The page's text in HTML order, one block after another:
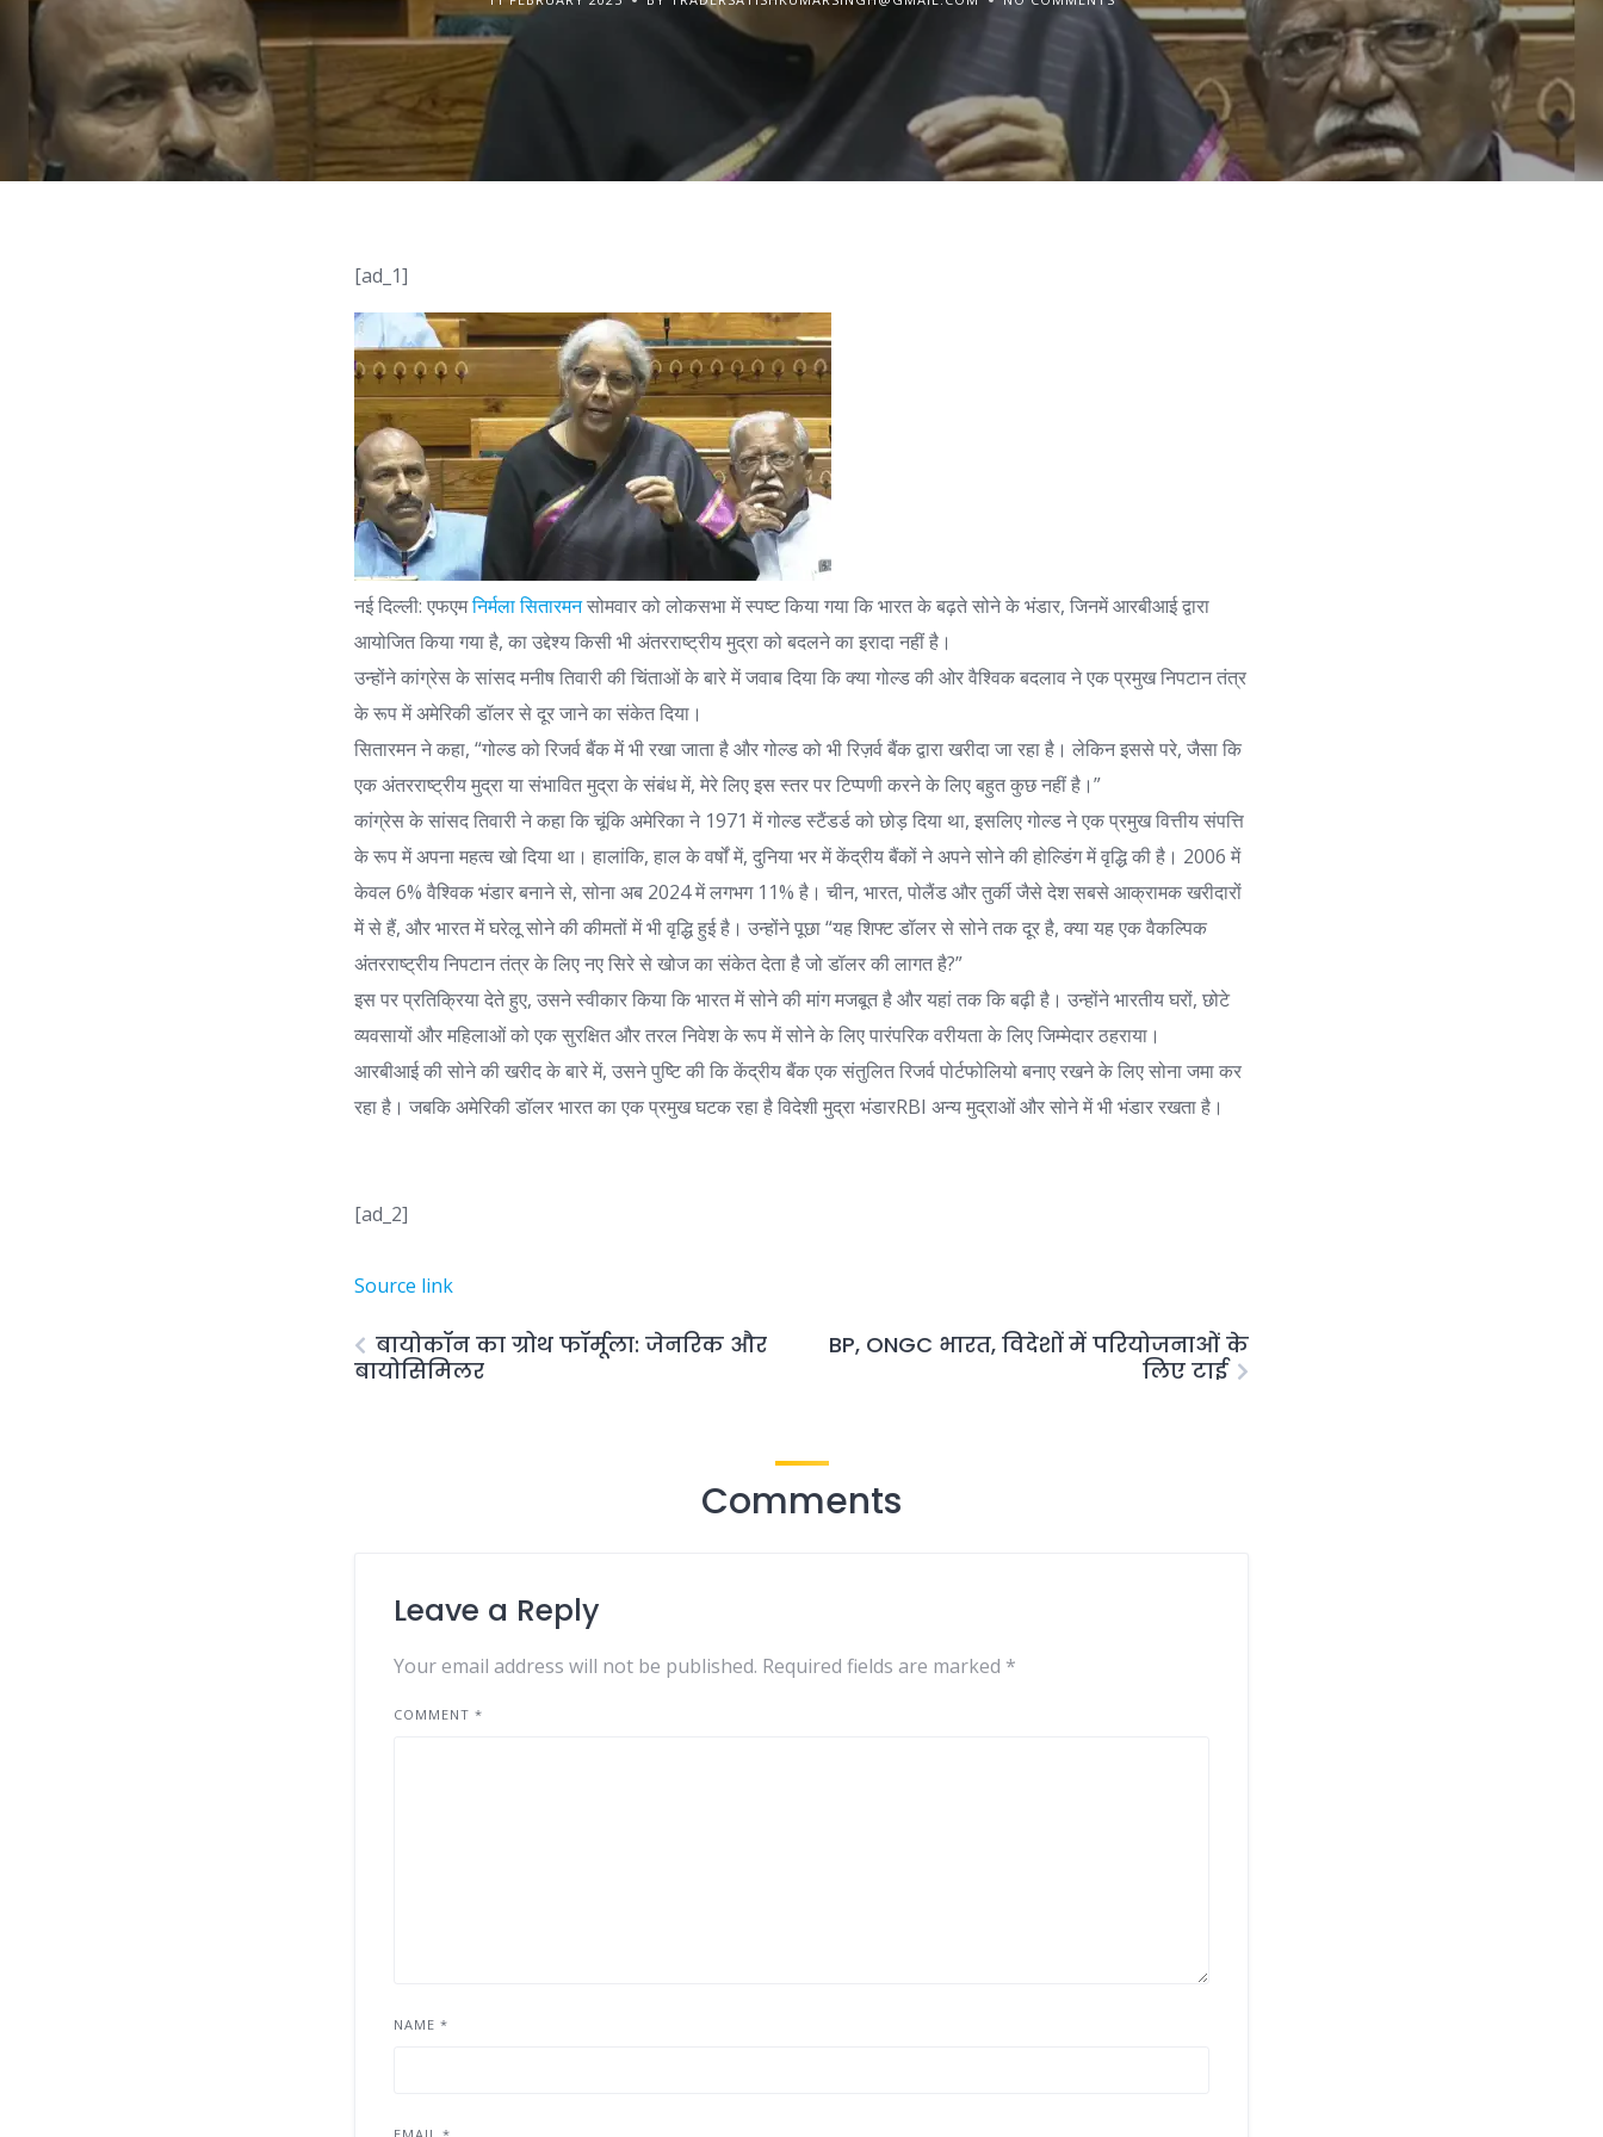
[ad_1]
नई दिल्ली: एफएमनिर्मला सितारमनसोमवार को लोकसभा में स्पष्ट किया गया कि भारत के बढ़ते सोने के भंडार, जिनमें आरबीआई द्वारा
आयोजित किया गया है, का उद्देश्य किसी भी अंतरराष्ट्रीय मुद्रा को बदलने का इरादा नहीं है।
उन्होंने कांग्रेस के सांसद मनीष तिवारी की चिंताओं के बारे में जवाब दिया कि क्या गोल्ड की ओर वैश्विक बदलाव ने एक प्रमुख निपटान तंत्र
के रूप में अमेरिकी डॉलर से दूर जाने का संकेत दिया।
सितारमन ने कहा, “गोल्ड को रिजर्व बैंक में भी रखा जाता है और गोल्ड को भी रिज़र्व बैंक द्वारा खरीदा जा रहा है। लेकिन इससे परे, जैसा कि
एक अंतरराष्ट्रीय मुद्रा या संभावित मुद्रा के संबंध में, मेरे लिए इस स्तर पर टिप्पणी करने के लिए बहुत कुछ नहीं है।”
कांग्रेस के सांसद तिवारी ने कहा कि चूंकि अमेरिका ने 1971 में गोल्ड स्टैंडर्ड को छोड़ दिया था, इसलिए गोल्ड ने एक प्रमुख वित्तीय संपत्ति
के रूप में अपना महत्व खो दिया था। हालांकि, हाल के वर्षों में, दुनिया भर में केंद्रीय बैंकों ने अपने सोने की होल्डिंग में वृद्धि की है। 2006 में
केवल 6% वैश्विक भंडार बनाने से, सोना अब 2024 में लगभग 11% है। चीन, भारत, पोलैंड और तुर्की जैसे देश सबसे आक्रामक खरीदारों
में से हैं, और भारत में घरेलू सोने की कीमतों में भी वृद्धि हुई है। उन्होंने पूछा “यह शिफ्ट डॉलर से सोने तक दूर है, क्या यह एक वैकल्पिक
अंतरराष्ट्रीय निपटान तंत्र के लिए नए सिरे से खोज का संकेत देता है जो डॉलर की लागत है?”
इस पर प्रतिक्रिया देते हुए, उसने स्वीकार किया कि भारत में सोने की मांग मजबूत है और यहां तक ​​कि बढ़ी है। उन्होंने भारतीय घरों, छोटे
व्यवसायों और महिलाओं को एक सुरक्षित और तरल निवेश के रूप में सोने के लिए पारंपरिक वरीयता के लिए जिम्मेदार ठहराया।
आरबीआई की सोने की खरीद के बारे में, उसने पुष्टि की कि केंद्रीय बैंक एक संतुलित रिजर्व पोर्टफोलियो बनाए रखने के लिए सोना जमा कर
रहा है। जबकि अमेरिकी डॉलर भारत का एक प्रमुख घटक रहा हैविदेशी मुद्रा भंडारRBI अन्य मुद्राओं और सोने में भी भंडार रखता है।
[ad_2]
Source link
बायोकॉन का ग्रोथ फॉर्मूला: जेनरिक और
बायोसिमिलर
BP, ONGC भारत, विदेशों में परियोजनाओं के
लिए टाई
Comments
Leave a Reply
Your email address will not be published. Required fields are marked *
COMMENT*
NAME*